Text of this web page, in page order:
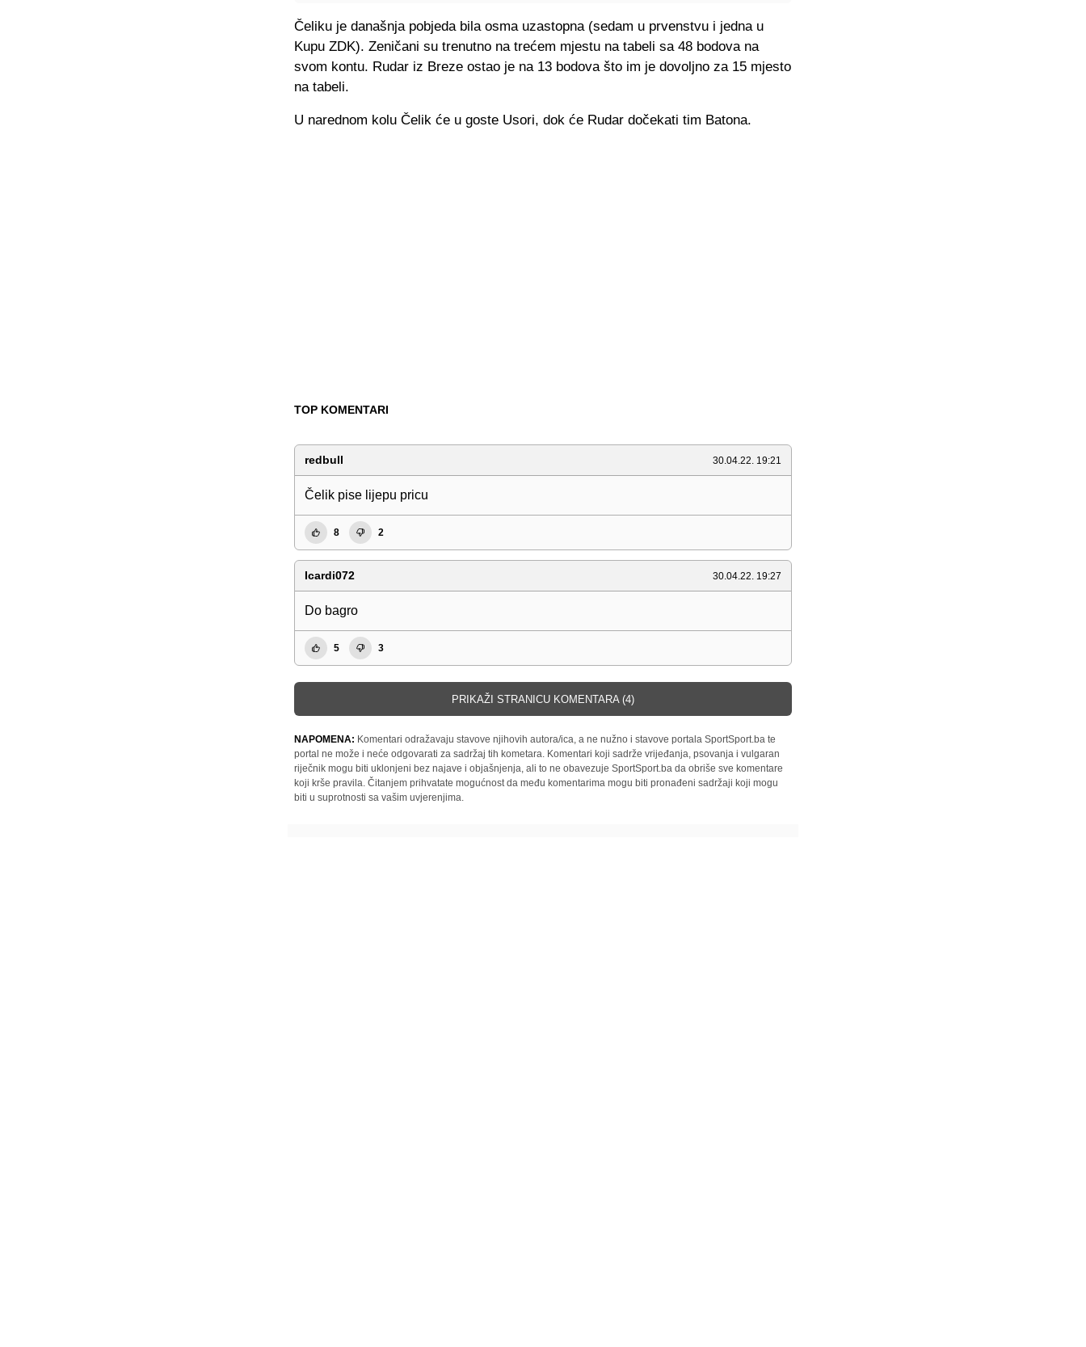
Čeliku je današnja pobjeda bila osma uzastopna (sedam u prvenstvu i jedna u
Kupu ZDK). Zeničani su trenutno na trećem mjestu na tabeli sa 48 bodova na
svom kontu. Rudar iz Breze ostao je na 13 bodova što im je dovoljno za 15 mjesto
na tabeli.
U narednom kolu Čelik će u goste Usori, dok će Rudar dočekati tim Batona.
TOP KOMENTARI
redbull 30.04.22. 19:21
Čelik pise lijepu pricu
8 2
Icardi072 30.04.22. 19:27
Do bagro
5 3
PRIKAŽI STRANICU KOMENTARA (4)
NAPOMENA: Komentari odražavaju stavove njihovih autora/ica, a ne nužno i stavove portala SportSport.ba te
portal ne može i neće odgovarati za sadržaj tih kometara. Komentari koji sadrže vrijeđanja, psovanja i vulgaran
riječnik mogu biti uklonjeni bez najave i objašnjenja, ali to ne obavezuje SportSport.ba da obriše sve komentare
koji krše pravila. Čitanjem prihvatate mogućnost da među komentarima mogu biti pronađeni sadržaji koji mogu
biti u suprotnosti sa vašim uvjerenjima.